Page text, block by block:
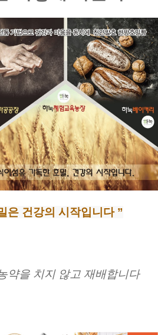
은 건강의 시작입니다 ”
약을 치지 않고 재배합니다